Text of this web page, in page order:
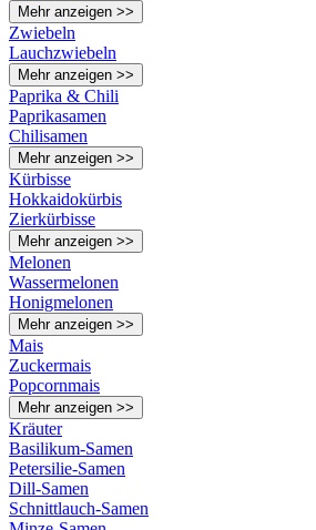
Mehr anzeigen >>
Zwiebeln
Lauchzwiebeln
Mehr anzeigen >>
Paprika & Chili
Paprikasamen
Chilisamen
Mehr anzeigen >>
Kürbisse
Hokkaidokürbis
Zierkürbisse
Mehr anzeigen >>
Melonen
Wassermelonen
Honigmelonen
Mehr anzeigen >>
Mais
Zuckermais
Popcornmais
Mehr anzeigen >>
Kräuter
Basilikum-Samen
Petersilie-Samen
Dill-Samen
Schnittlauch-Samen